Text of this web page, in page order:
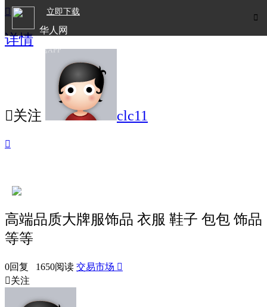

立即下载
华人网
欧洲华人生活APP

详情
关注 clc11

高端品质大牌服饰品 衣服 鞋子 包包 饰品
等等
0回复 1650阅读 交易市场 
关注